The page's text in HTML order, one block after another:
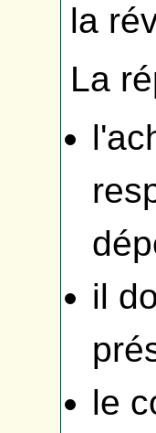
la
La
il
le